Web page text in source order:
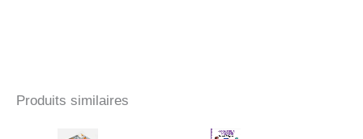
Produits similaires